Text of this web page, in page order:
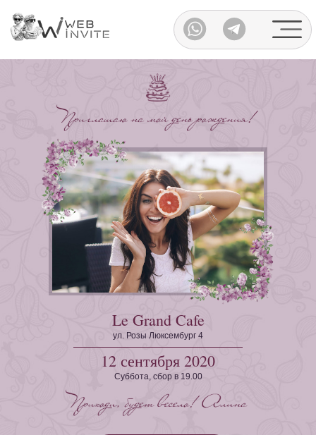
Каталог
Le Grand Cafe
12 сентября 2020
ул. Розы Люксембург 4
Суббота, сбор в 19.00